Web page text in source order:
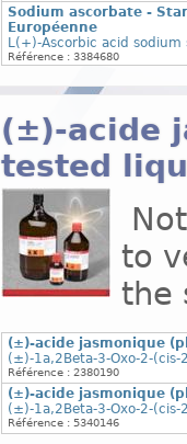
Sodium ascorbate -
Européenne
L(+)-Ascorbic acid sodium
Référence : 3384680
(±)-acide
tested
to
the
(±)-acide jasmonique
(±)-1a,2Beta-3-Oxo-2-
Référence : 2380190
(±)-acide jasmonique
(±)-1a,2Beta-3-Oxo-2-
Référence : 5340146